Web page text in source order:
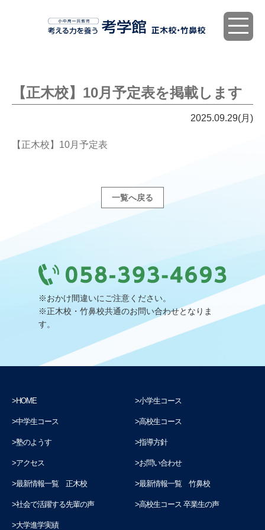
toggle
【正木校】10月予定表を掲載します
2025.09.29(月)
【正木校】10月予定表
一覧へ戻る
※おかけ間違いにご注意ください。
※正木校・竹鼻校共通のお問い合わせとなりま
す。
HOME 小学生コース
中学生コース 高校生コース
塾のようす 指導方針
アクセス お問い合わせ
最新情報一覧 正木校 最新情報一覧 竹鼻校
社会で活躍する先輩の声 高校生コース 卒業生の声
大学進学実績